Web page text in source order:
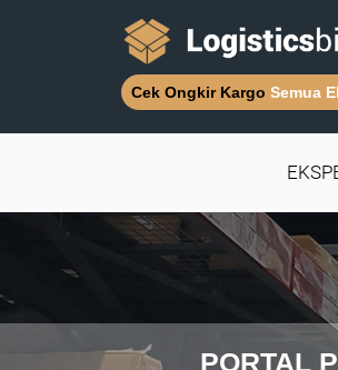
Cek Ongkir Kargo Semua
PORTAL